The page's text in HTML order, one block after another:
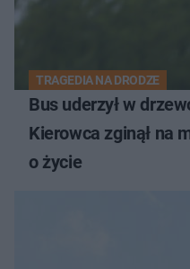
TRAGEDIA NA DRODZE
Bus uderzył w
Kierowca zginął na
o życie